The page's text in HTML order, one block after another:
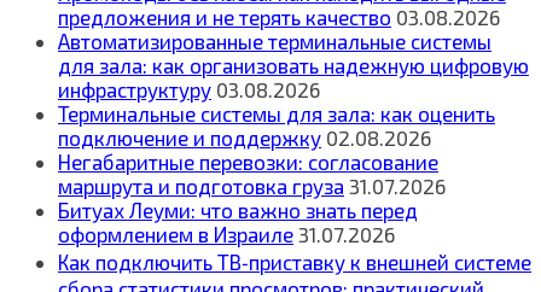
предложения и не терять качество 03.08.2026
Автоматизированные терминальные системы
для зала: как организовать надежную цифровую
инфраструктуру 03.08.2026
Терминальные системы для зала: как оценить
подключение и поддержку 02.08.2026
Негабаритные перевозки: согласование
маршрута и подготовка груза 31.07.2026
Битуах Леуми: что важно знать перед
оформлением в Израиле 31.07.2026
Как подключить ТВ‑приставку к внешней системе